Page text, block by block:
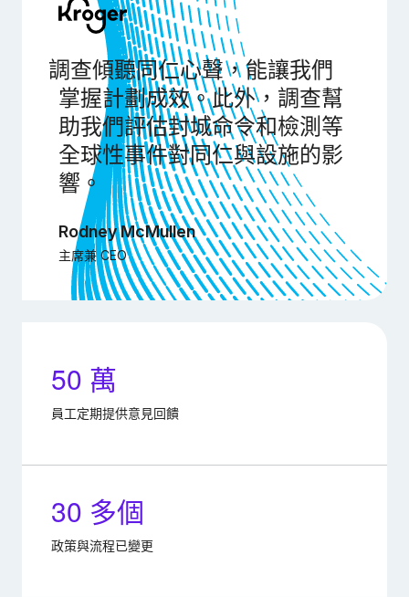
調查傾聽同仁心聲，能讓我們
掌握計劃成效。此外，調查幫
助我們評估封城命令和檢測等
全球性事件對同仁與設施的影
響。
Rodney McMullen
主席兼 CEO
50 萬
員工定期提供意見回饋
30 多個
政策與流程已變更